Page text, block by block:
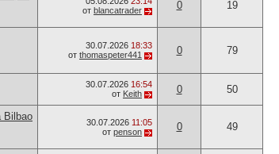
от blancatrader 0 19
30.07.2026 18:33
от thomaspeter441 0 79
30.07.2026 16:54
от Keith 0 50
Bilbao
30.07.2026 11:05
от penson 0 49